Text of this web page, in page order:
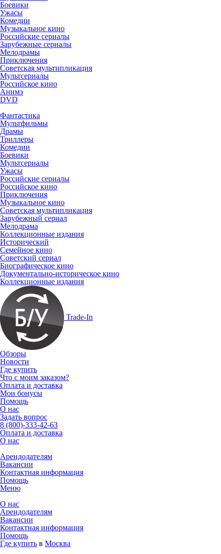
Боевики
Ужасы
Комедии
Музыкальное кино
Российские сериалы
Зарубежные сериалы
Мелодрамы
Приключения
Советская мультипликация
Мультсериалы
Российское кино
Анимэ
DVD
Фантастика
Мультфильмы
Драмы
Триллеры
Комедии
Боевики
Мультсериалы
Ужасы
Российские сериалы
Российское кино
Приключения
Музыкальное кино
Советская мультипликация
Зарубежный сериал
Мелодрама
Коллекционные издания
Исторический
Семейное кино
Советский сериал
Биографическое кино
Документально-историческое кино
Коллекционные издания
Trade-In
Обзоры
Новости
Где купить
Что с моим заказом?
Оплата и доставка
Мои бонусы
Помощь
О нас
Задать вопрос
8 (800)-333-42-63
Оплата и доставка
О нас
Арендодателям
Вакансии
Контактная информация
Помощь
Меню
О нас
Арендодателям
Вакансии
Контактная информация
Помощь
Где купить в Москва